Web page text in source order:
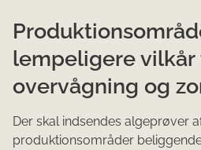
lempeligere
overvågning og
Der skal indsendes algeprøver
produktionsområder